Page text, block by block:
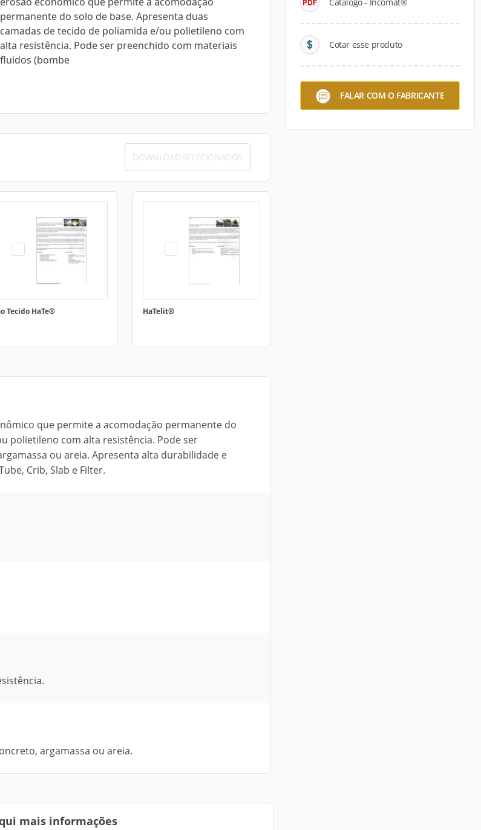
permanente do solo de base. Apresenta duas
camadas de tecido de poliamida e/ou polietileno com
alta resistência. Pode ser preenchido com materiais
fluidos (bombe
Cotar esse produto
FALAR COM O FABRICANTE
DOWNLOAD SELECIONADOS
Tecido HaTe® HaTelit®
que permite a acomodação permanente do
polietileno com alta resistência. Pode ser
ou areia. Apresenta alta durabilidade e
Crib, Slab e Filter.
argamassa ou areia.
mais informações